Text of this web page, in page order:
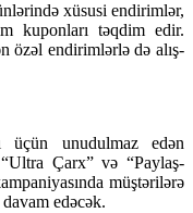
xüsusi endirimlər,
kuponları təqdim edir.
özəl endirimlərlə də alış-
üçün unudulmaz edən
Çarx” və “Paylaş-
müştərilərə
edəcək.